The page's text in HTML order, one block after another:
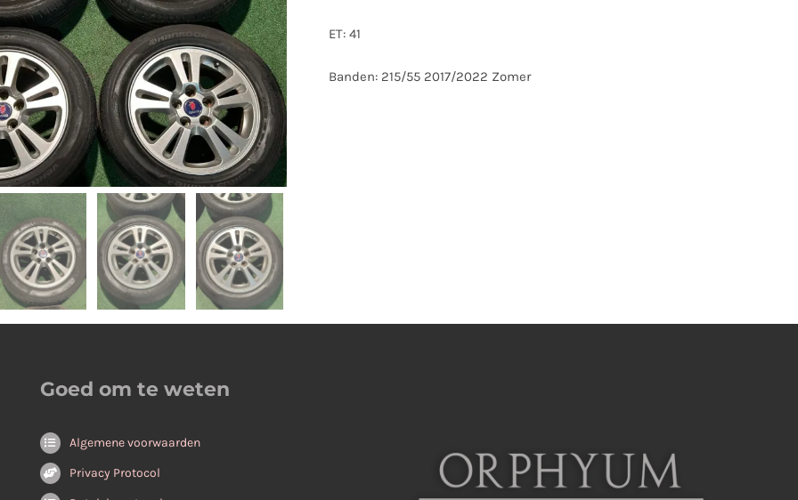
ET: 41
Banden: 215/55 2017/2022 Zomer
Goed om te weten
Algemene voorwaarden
Privacy Protocol